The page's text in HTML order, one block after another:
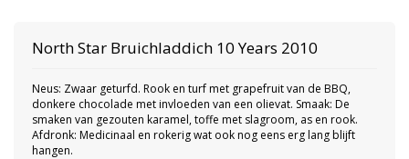
North Star Bruichladdich 10 Years 2010
Neus: Zwaar geturfd. Rook en turf met grapefruit van de BBQ,
donkere chocolade met invloeden van een olievat. Smaak: De
smaken van gezouten karamel, toffe met slagroom, as en rook.
Afdronk: Medicinaal en rokerig wat ook nog eens erg lang blijft
hangen.